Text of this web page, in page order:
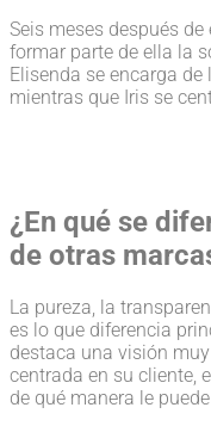
Seis meses después
formar parte de ella la
Elisenda se encarga
mientras que Iris se
¿En qué se
de otras
La pureza, la
es lo que diferencia
destaca una visión
centrada en su cliente,
de qué manera le